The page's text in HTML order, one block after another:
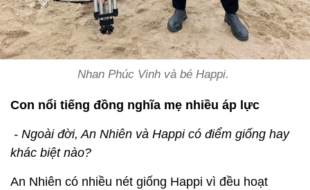
Nhan Phúc Vinh và bé Happi.
Con nổi tiếng đồng nghĩa mẹ nhiều áp lực
- Ngoài đời, An Nhiên và Happi có điểm giống hay
khác biệt nào?
An Nhiên có nhiều nét giống Happi vì đều hoạt